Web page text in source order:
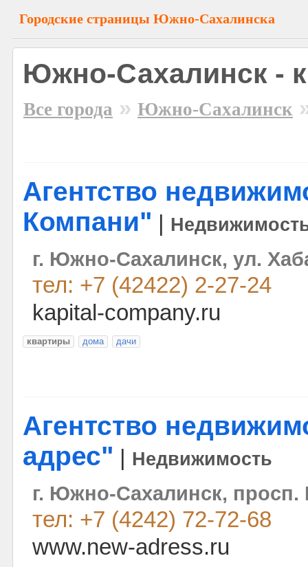
Городские страницы Южно-Сахалинска
Южно-Сахалинск -
Все города » Южно-Сахалинск
Агентство
Компани"
г. Южно-Сахалинск, ул.
тел: +7 (42422) 2-27-24
kapital-company.ru
квартиры дома дачи
Агентство
адрес"
Недвижимость
г. Южно-Сахалинск, просп.
тел: +7 (4242) 72-72-68
www.new-adress.ru